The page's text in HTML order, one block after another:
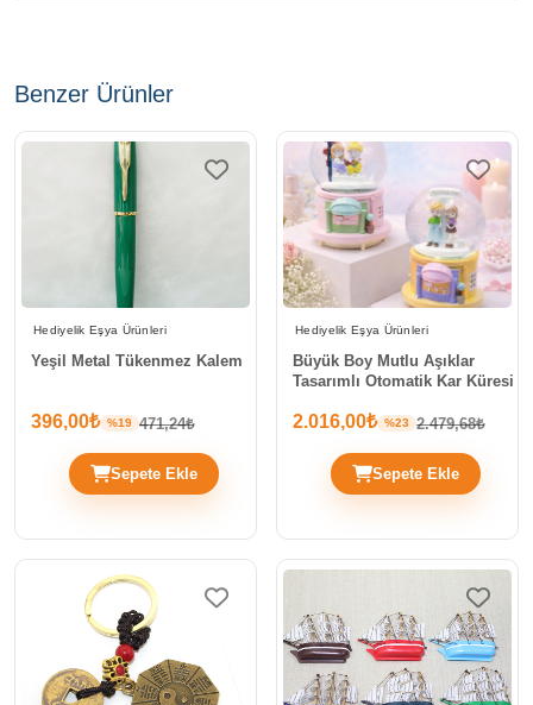
Benzer Ürünler
Hediyelik Eşya Ürünleri
Yeşil Metal Tükenmez Kalem
396,00₺ %19 471,24₺
Sepete Ekle
Hediyelik Eşya Ürünleri
Büyük Boy Mutlu Aşıklar
Tasarımlı Otomatik Kar Küresi
2.016,00₺ %23 2.479,68₺
Sepete Ekle